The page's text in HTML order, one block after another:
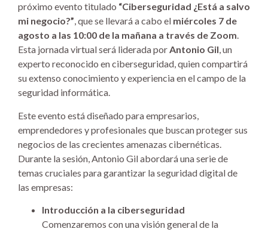
próximo evento titulado “Ciberseguridad ¿Está a salvo
mi negocio?”, que se llevará a cabo el miércoles 7 de
agosto a las 10:00 de la mañana a través de Zoom.
Esta jornada virtual será liderada porAntonio Gil, un
experto reconocido en ciberseguridad, quien compartirá
su extenso conocimiento y experiencia en el campo de la
seguridad informática.
Este evento está diseñado para empresarios,
emprendedores y profesionales que buscan proteger sus
negocios de las crecientes amenazas cibernéticas.
Durante la sesión, Antonio Gil abordará una serie de
temas cruciales para garantizar la seguridad digital de
las empresas:
Introducción a la ciberseguridad
Comenzaremos con una visión general de la